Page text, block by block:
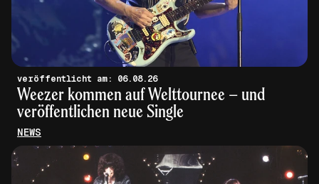
veröffentlicht am: 06.08.26
Weezer kommen auf Welttournee – und
veröffentlichen neue Single
NEWS